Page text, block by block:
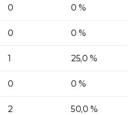
0 0 %
0 0 %
1 25,0 %
0 0 %
2 50,0 %